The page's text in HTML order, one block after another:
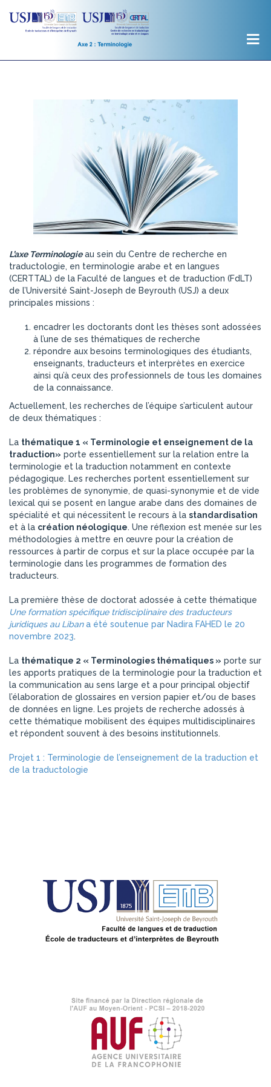
L’axe Terminologieau sein du Centre de recherche en
traductologie, en terminologie arabe et en langues
(CERTTAL) de la Faculté de langues et de traduction (FdLT)
de l’Université Saint-Joseph de Beyrouth (USJ) a deux
principales missions :
encadrer les doctorants dont les thèses sont adossées
à l’une de ses thématiques de recherche
répondre aux besoins terminologiques des étudiants,
enseignants, traducteurs et interprètes en exercice
ainsi qu’à ceux des professionnels de tous les domaines
de la connaissance.
Actuellement, les recherches de l’équipe s’articulent autour
de deux thématiques :
La thématique 1 « Terminologie et enseignement de la
traduction» porte essentiellement sur la relation entre la
terminologie et la traduction notamment en contexte
pédagogique. Les recherches portent essentiellement sur
les problèmes de synonymie, de quasi-synonymie et de vide
lexical qui se posent en langue arabe dans des domaines de
spécialité et qui nécessitent le recours à la standardisation
et à la création néologique. Une réflexion est menée sur les
méthodologies à mettre en œuvre pour la création de
ressources à partir de corpus et sur la place occupée par la
terminologie dans les programmes de formation des
traducteurs.
La première thèse de doctorat adossée à cette thématique
Une formation spécifique tridisciplinaire des traducteurs
juridiques au Libana été soutenue par Nadira FAHED le 20
novembre 2023.
La thématique 2 « Terminologies thématiques » porte sur
les apports pratiques de la terminologie pour la traduction et
la communication au sens large et a pour principal objectif
l’élaboration de glossaires en version papier et/ou de bases
de données en ligne. Les projets de recherche adossés à
cette thématique mobilisent des équipes multidisciplinaires
et répondent souvent à des besoins institutionnels.
Projet 1 : Terminologie de l’enseignement de la traduction et
de la traductologie